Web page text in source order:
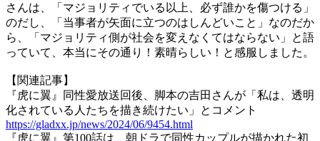
さんは、「マジョリティでいる以上、必ず誰かを傷つける」
のだし、「当事者が矢面に立つのはしんどいこと」なのだか
ら、「マジョリティ側が社会を変えなくてはならない」と語
っていて、本当にその通り！素晴らしい！と感服しました。
【関連記事】
『虎に翼』同性愛放送回後、脚本の吉田さんが「私は、透明
化されている人たちを描き続けたい」とコメント
https://gladxx.jp/news/2024/06/9454.html
『虎に翼』第100話は、朝ドラで同性カップルが描かれた初